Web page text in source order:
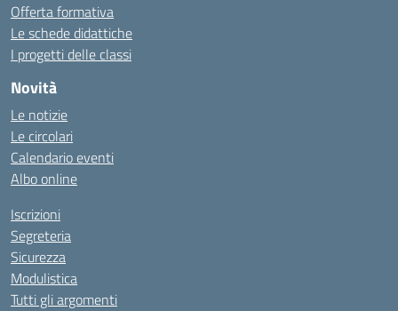
Offerta formativa
Le schede didattiche
I progetti delle classi
Novità
Le notizie
Le circolari
Calendario eventi
Albo online
Iscrizioni
Segreteria
Sicurezza
Modulistica
Tutti gli argomenti